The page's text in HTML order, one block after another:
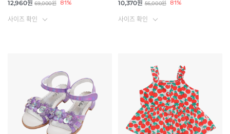
12,960원 69,000원 81%
사이즈 확인
10,370원 56,000원 81%
사이즈 확인